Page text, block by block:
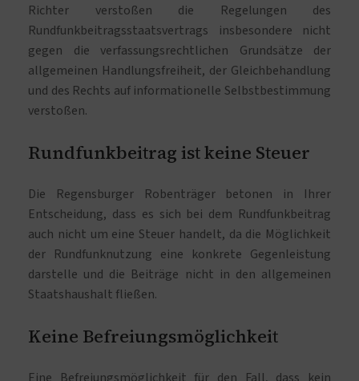
Richter verstoßen die Regelungen des
Rundfunkbeitragsstaatsvertrags insbesondere nicht
gegen die verfassungsrechtlichen Grundsätze der
allgemeinen Handlungsfreiheit, der Gleichbehandlung
und des Rechts auf informationelle Selbstbestimmung
verstoßen.
Rundfunkbeitrag ist keine Steuer
Die Regensburger Robenträger betonen in Ihrer
Entscheidung, dass es sich bei dem Rundfunkbeitrag
auch nicht um eine Steuer handelt, da die Möglichkeit
der Rundfunknutzung eine konkrete Gegenleistung
darstelle und die Beiträge nicht in den allgemeinen
Staatshaushalt fließen.
Keine Befreiungsmöglichkeit